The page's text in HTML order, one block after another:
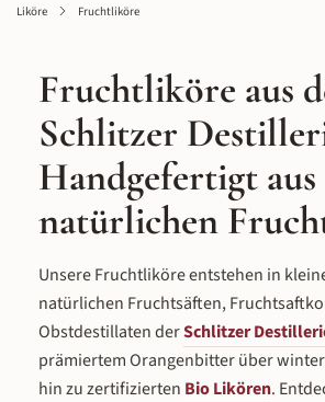
Liköre Fruchtliköre
Fruchtliköre aus
Schlitzer
Handgefertigt aus
natürlichen
Unsere Fruchtliköre entstehen in
natürlichen Fruchtsäften,
Obstdestillaten derSchlitzer
prämiertem Orangenbitter über
hin zu zertifizierten Bio Likören.